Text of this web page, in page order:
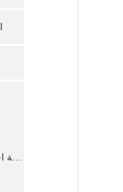
غرفة اختبار درجة الحرارة العالية والمنخفضة